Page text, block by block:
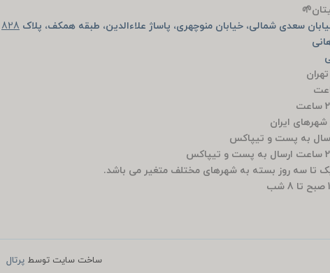
سعدی شمالی، خیابان منوچهری، پاساژ علاءالدین، طبقه همکف، پلاک 828
ایران
به پست و تیپاکس
تا سه روز بسته به شهرهای مختلف متغیر می باشد.
ساخت سایت توسطپرتال